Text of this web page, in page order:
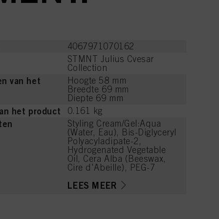
4067971070162
STMNT Julius Cvesar
Collection
van het
Hoogte 58 mm
Breedte 69 mm
Diepte 69 mm
het product 0.161 kg
Styling Cream/Gel:Aqua
(Water, Eau), Bis-Diglyceryl
Polyacyladipate-2,
Hydrogenated Vegetable
Oil, Cera Alba (Beeswax,
Cire d'Abeille), PEG-7
Ceteareth-20, Cetearyl
LEES MEER